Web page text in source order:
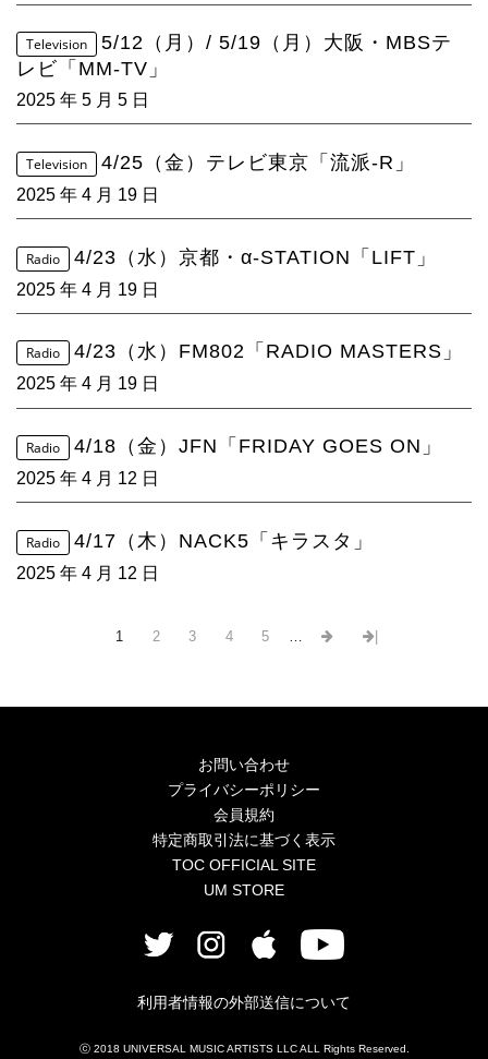
Television
5/12（月）/ 5/19（月）大阪・MBSテ
レビ「MM-TV」
2025 年 5 月 5 日
Television 4/25（金）テレビ東京「流派-R」
2025 年 4 月 19 日
Radio 4/23（水）京都・α-STATION「LIFT」
2025 年 4 月 19 日
Radio 4/23（水）FM802「RADIO MASTERS」
2025 年 4 月 19 日
Radio 4/18（金）JFN「FRIDAY GOES ON」
2025 年 4 月 12 日
Radio 4/17（木）NACK5「キラスタ」
2025 年 4 月 12 日
1 2 3 4 5 … |
お問い合わせ
プライバシーポリシー
会員規約
特定商取引法に基づく表示
TOC OFFICIAL SITE
UM STORE
利用者情報の外部送信について
ⓒ 2018 UNIVERSAL MUSIC ARTISTS LLC ALL Rights Reserved.